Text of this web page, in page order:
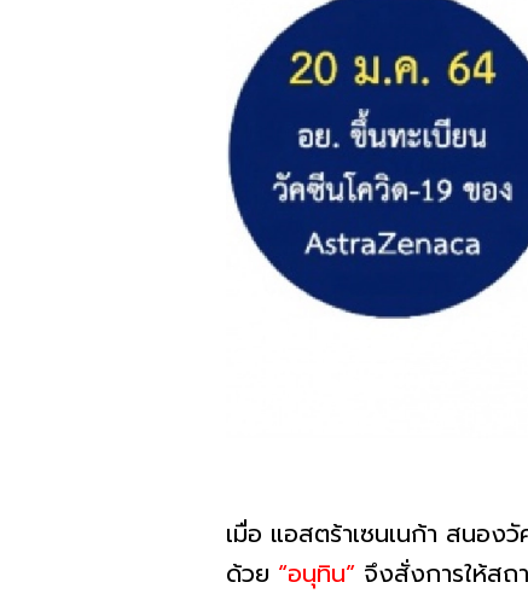
เมื่อ แอสตร้าเซนเนก้า สนอง
ด้วย “อนุทิน” จึงสั่งการให้สถ